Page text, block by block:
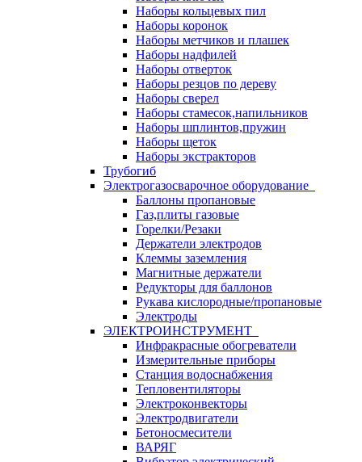
Наборы кольцевых пил
Наборы коронок
Наборы метчиков и плашек
Наборы надфилей
Наборы отверток
Наборы резцов по дереву
Наборы сверел
Наборы стамесок,напильников
Наборы шплинтов,пружин
Наборы щеток
Наборы экстракторов
Трубогиб
Электрогазосварочное оборудование
Баллоны пропановые
Газ,плиты газовые
Горелки/Резаки
Держатели электродов
Клеммы заземления
Магнитные держатели
Редукторы для баллонов
Рукава кислородные/пропановые
Электроды
ЭЛЕКТРОИНСТРУМЕНТ
Инфракрасные обогреватели
Измерительные приборы
Станция водоснабжения
Тепловентиляторы
Электроконвекторы
Электродвигатели
Бетоносмесители
ВАРЯГ